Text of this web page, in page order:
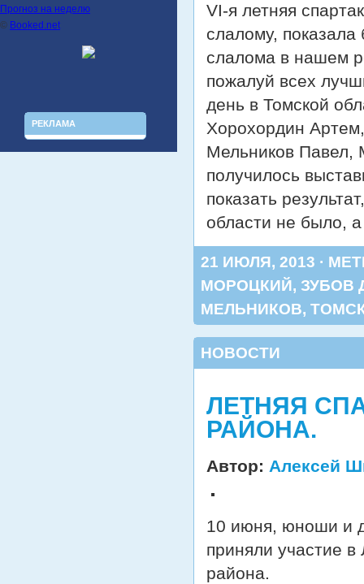
Прогноз на неделю
© Booked.net
РЕКЛАМА
VI-я летняя
слалому, показала
слалома в нашем
пожалуй всех
день в Томской
Хорохордин
Мельников Павел,
получилось
показать
области не было,
21 ИЮЛЯ, 2013 ·
МОРОЦКИЙ, ЗУБОВ
МЕЛЬНИКОВ,
НОВОСТИ
ЛЕТНЯЯ
РАЙОНА.
Автор: Алексей
10 июня, юноши и
приняли участие в
района.